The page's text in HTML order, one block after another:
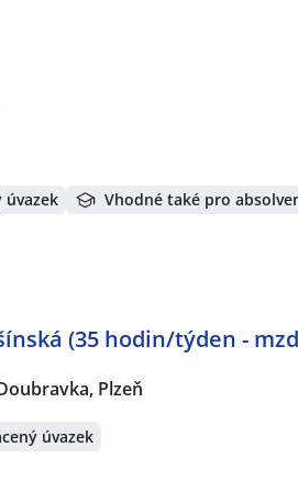
úvazek Vhodné také pro
(35 hodin/týden -
Plzeň
úvazek